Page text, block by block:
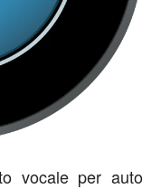
vocale per auto